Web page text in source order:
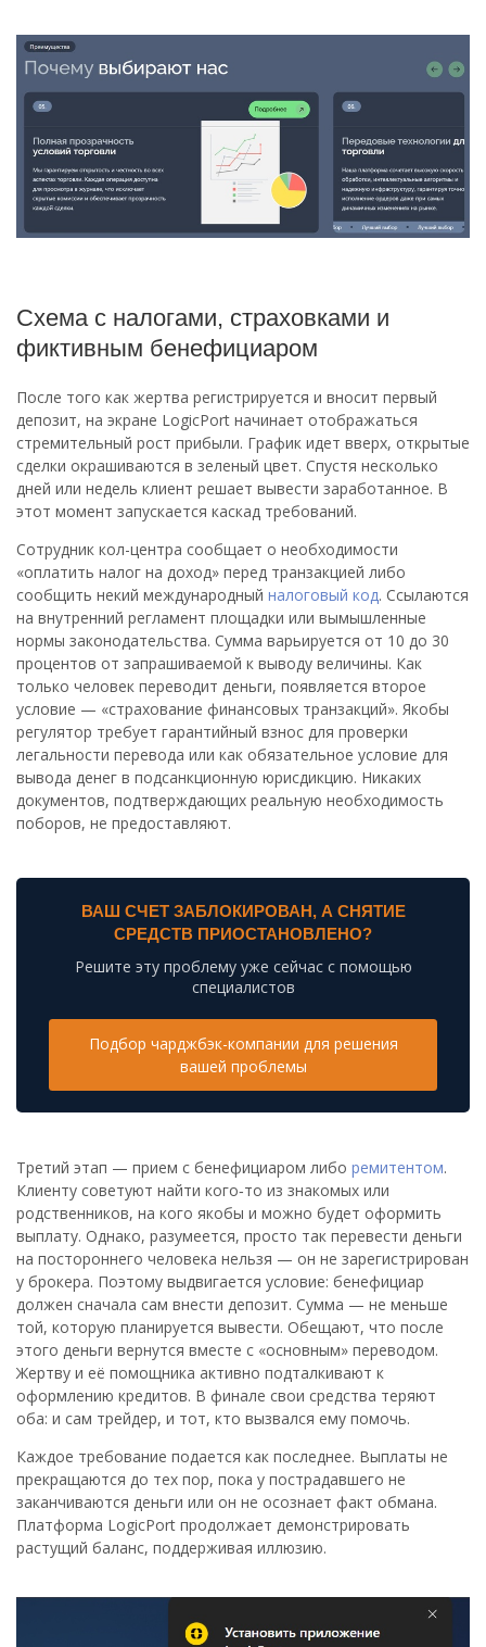
Схема с налогами, страховками и
фиктивным бенефициаром
После того как жертва регистрируется и вносит первый
депозит, на экране LogicPort начинает отображаться
стремительный рост прибыли. График идет вверх, открытые
сделки окрашиваются в зеленый цвет. Спустя несколько
дней или недель клиент решает вывести заработанное. В
этот момент запускается каскад требований.
Сотрудник кол-центра сообщает о необходимости
«оплатить налог на доход» перед транзакцией либо
сообщить некий международный налоговый код. Ссылаются
на внутренний регламент площадки или вымышленные
нормы законодательства. Сумма варьируется от 10 до 30
процентов от запрашиваемой к выводу величины. Как
только человек переводит деньги, появляется второе
условие — «страхование финансовых транзакций». Якобы
регулятор требует гарантийный взнос для проверки
легальности перевода или как обязательное условие для
вывода денег в подсанкционную юрисдикцию. Никаких
документов, подтверждающих реальную необходимость
поборов, не предоставляют.
ВАШ СЧЕТ ЗАБЛОКИРОВАН, А СНЯТИЕ
СРЕДСТВ ПРИОСТАНОВЛЕНО?
Решите эту проблему уже сейчас с помощью
специалистов
Подбор чарджбэк-компании для решения
вашей проблемы
Третий этап — прием с бенефициаром либо ремитентом.
Клиенту советуют найти кого‑то из знакомых или
родственников, на кого якобы и можно будет оформить
выплату. Однако, разумеется, просто так перевести деньги
на постороннего человека нельзя — он не зарегистрирован
у брокера. Поэтому выдвигается условие: бенефициар
должен сначала сам внести депозит. Сумма — не меньше
той, которую планируется вывести. Обещают, что после
этого деньги вернутся вместе с «основным» переводом.
Жертву и её помощника активно подталкивают к
оформлению кредитов. В финале свои средства теряют
оба: и сам трейдер, и тот, кто вызвался ему помочь.
Каждое требование подается как последнее. Выплаты не
прекращаются до тех пор, пока у пострадавшего не
заканчиваются деньги или он не осознает факт обмана.
Платформа LogicPort продолжает демонстрировать
растущий баланс, поддерживая иллюзию.